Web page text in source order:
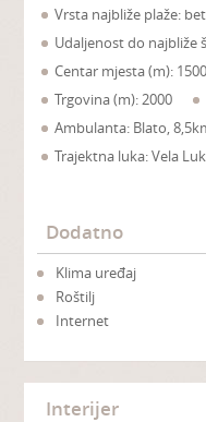
Vrsta najbliže plaže:
Udaljenost do najbliže
Centar mjesta (m): 1500
Trgovina (m): 2000
Ambulanta: Blato,
Trajektna luka: Vela
Dodatno
Klima uređaj
Roštilj
Internet
Interijer